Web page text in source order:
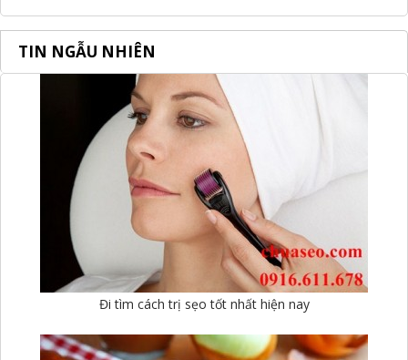
TIN NGẪU NHIÊN
Đi tìm cách trị sẹo tốt nhất hiện nay